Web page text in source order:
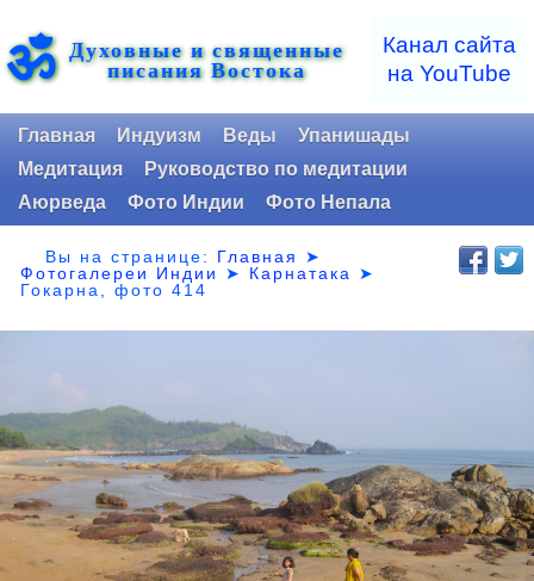
ॐ Духовные и священные
писания Востока
Канал сайта
на YouTube
Главная Индуизм Веды
Упанишады
Медитация
Руководство по медитации
Аюрведа
Фото Индии Фото Непала
Вы на странице: Главная
➤
Фотогалереи Индии
➤ Карнатака
➤
Гокарна, фото 414